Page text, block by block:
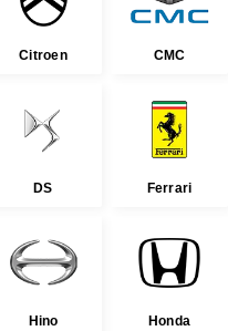
Citroen CMC
DS Ferrari
Hino Honda